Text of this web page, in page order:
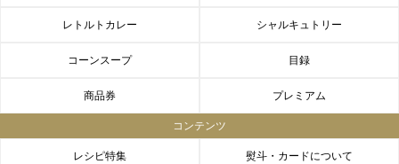
レトルトカレー シャルキュトリー
コーンスープ 目録
商品券 プレミアム
コンテンツ
レシピ特集 熨斗・カードについて